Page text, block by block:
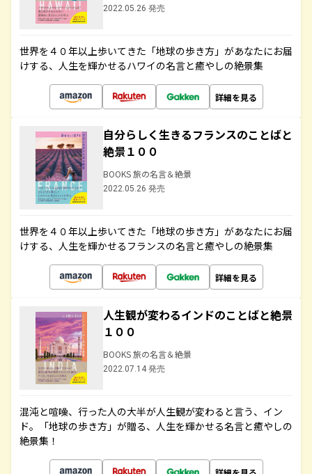
2022.05.26 発売
世界を４０年以上歩いてきた「地球の歩き方」があなたにお届
けする、人生を輝かせるハワイの名言と癒やしの絶景集
詳細を見る
自分らしく生きるフランスのことばと
絶景１００
BOOKS 旅の名言＆絶景
2022.05.26 発売
世界を４０年以上歩いてきた「地球の歩き方」があなたにお届
けする、人生を輝かせるフランスの名言と癒やしの絶景集
詳細を見る
人生観が変わるインドのことばと絶景
１００
BOOKS 旅の名言＆絶景
2022.07.14 発売
混沌と喧噪、行った人の大半が人生観が変わると言う、イン
ド。「地球の歩き方」が贈る、人生を輝かせる名言と癒やしの
絶景集！